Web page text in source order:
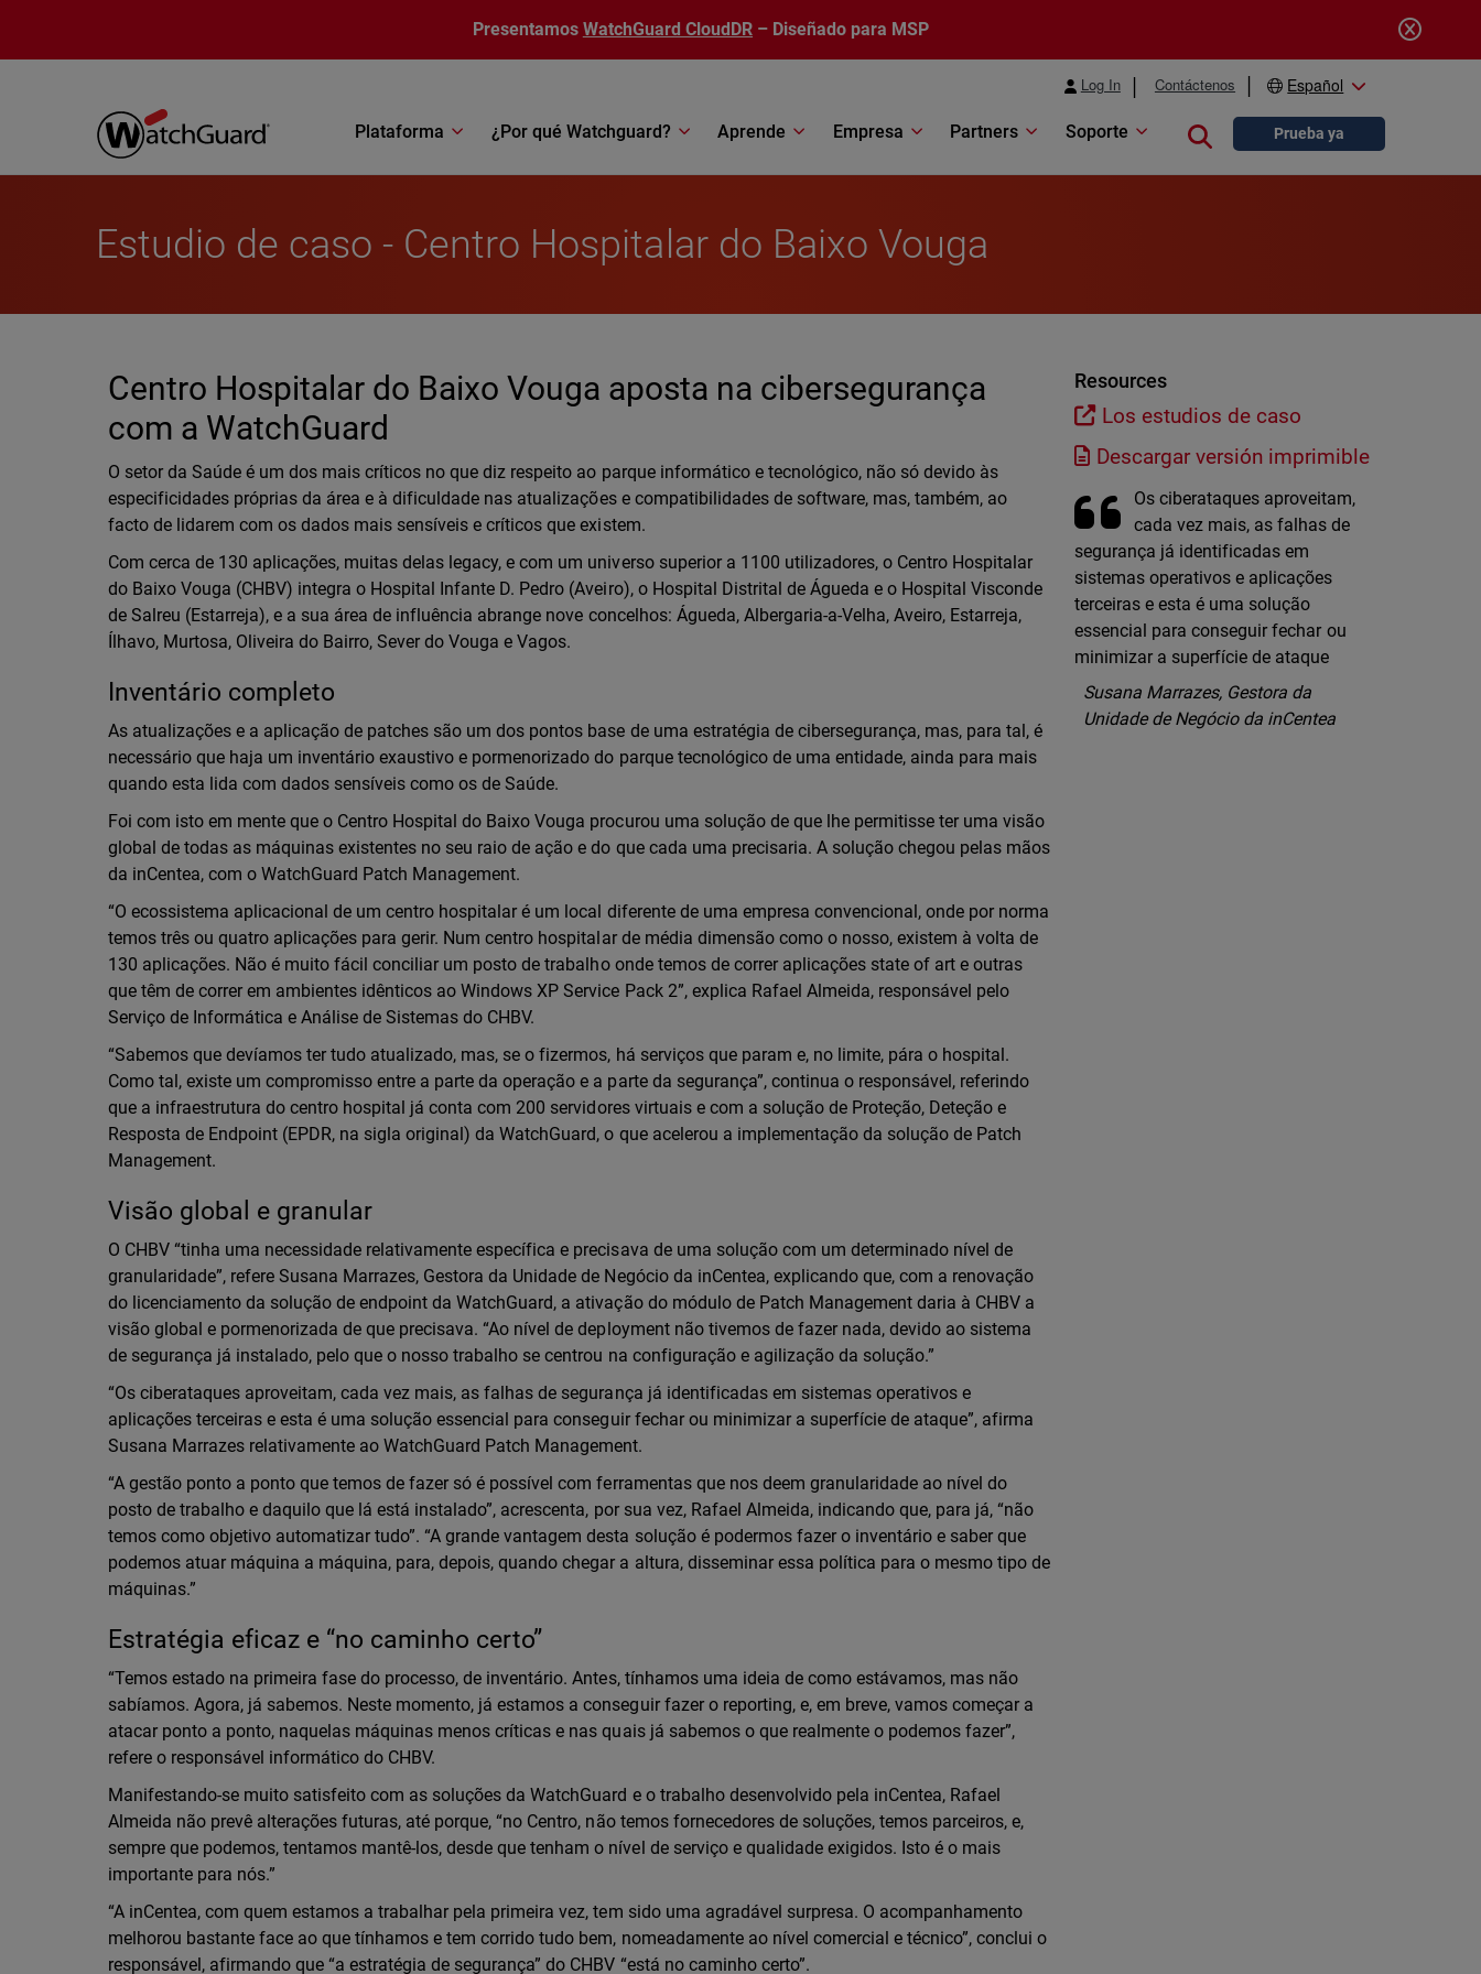
Presentamos WatchGuard CloudDR – Diseñado para MSP
Log In Contáctenos Español
Plataforma ¿Por qué Watchguard? Aprende Empresa Partners Soporte Close searchPrueba ya
Estudio de caso - Centro Hospitalar do Baixo Vouga
Centro Hospitalar do Baixo Vouga aposta na cibersegurança
com a WatchGuard
O setor da Saúde é um dos mais críticos no que diz respeito ao parque informático e tecnológico, não só devido às
especificidades próprias da área e à dificuldade nas atualizações e compatibilidades de software, mas, também, ao
facto de lidarem com os dados mais sensíveis e críticos que existem.
Com cerca de 130 aplicações, muitas delas legacy, e com um universo superior a 1100 utilizadores, o Centro Hospitalar
do Baixo Vouga (CHBV) integra o Hospital Infante D. Pedro (Aveiro), o Hospital Distrital de Águeda e o Hospital Visconde
de Salreu (Estarreja), e a sua área de influência abrange nove concelhos: Águeda, Albergaria-a-Velha, Aveiro, Estarreja,
Ílhavo, Murtosa, Oliveira do Bairro, Sever do Vouga e Vagos.
Inventário completo
As atualizações e a aplicação de patches são um dos pontos base de uma estratégia de cibersegurança, mas, para tal, é
necessário que haja um inventário exaustivo e pormenorizado do parque tecnológico de uma entidade, ainda para mais
quando esta lida com dados sensíveis como os de Saúde.
Foi com isto em mente que o Centro Hospital do Baixo Vouga procurou uma solução de que lhe permitisse ter uma visão
global de todas as máquinas existentes no seu raio de ação e do que cada uma precisaria. A solução chegou pelas mãos
da inCentea, com o WatchGuard Patch Management.
“O ecossistema aplicacional de um centro hospitalar é um local diferente de uma empresa convencional, onde por norma
temos três ou quatro aplicações para gerir. Num centro hospitalar de média dimensão como o nosso, existem à volta de
130 aplicações. Não é muito fácil conciliar um posto de trabalho onde temos de correr aplicações state of art e outras
que têm de correr em ambientes idênticos ao Windows XP Service Pack 2”, explica Rafael Almeida, responsável pelo
Serviço de Informática e Análise de Sistemas do CHBV.
“Sabemos que devíamos ter tudo atualizado, mas, se o fizermos, há serviços que param e, no limite, pára o hospital.
Como tal, existe um compromisso entre a parte da operação e a parte da segurança”, continua o responsável, referindo
que a infraestrutura do centro hospital já conta com 200 servidores virtuais e com a solução de Proteção, Deteção e
Resposta de Endpoint (EPDR, na sigla original) da WatchGuard, o que acelerou a implementação da solução de Patch
Management.
Visão global e granular
O CHBV “tinha uma necessidade relativamente específica e precisava de uma solução com um determinado nível de
granularidade”, refere Susana Marrazes, Gestora da Unidade de Negócio da inCentea, explicando que, com a renovação
do licenciamento da solução de endpoint da WatchGuard, a ativação do módulo de Patch Management daria à CHBV a
visão global e pormenorizada de que precisava. “Ao nível de deployment não tivemos de fazer nada, devido ao sistema
de segurança já instalado, pelo que o nosso trabalho se centrou na configuração e agilização da solução.”
“Os ciberataques aproveitam, cada vez mais, as falhas de segurança já identificadas em sistemas operativos e
aplicações terceiras e esta é uma solução essencial para conseguir fechar ou minimizar a superfície de ataque”, afirma
Susana Marrazes relativamente ao WatchGuard Patch Management.
“A gestão ponto a ponto que temos de fazer só é possível com ferramentas que nos deem granularidade ao nível do
posto de trabalho e daquilo que lá está instalado”, acrescenta, por sua vez, Rafael Almeida, indicando que, para já, “não
temos como objetivo automatizar tudo”. “A grande vantagem desta solução é podermos fazer o inventário e saber que
podemos atuar máquina a máquina, para, depois, quando chegar a altura, disseminar essa política para o mesmo tipo de
máquinas.”
Estratégia eficaz e “no caminho certo”
“Temos estado na primeira fase do processo, de inventário. Antes, tínhamos uma ideia de como estávamos, mas não
sabíamos. Agora, já sabemos. Neste momento, já estamos a conseguir fazer o reporting, e, em breve, vamos começar a
atacar ponto a ponto, naquelas máquinas menos críticas e nas quais já sabemos o que realmente o podemos fazer”,
refere o responsável informático do CHBV.
Manifestando-se muito satisfeito com as soluções da WatchGuard e o trabalho desenvolvido pela inCentea, Rafael
Almeida não prevê alterações futuras, até porque, “no Centro, não temos fornecedores de soluções, temos parceiros, e,
sempre que podemos, tentamos mantê-los, desde que tenham o nível de serviço e qualidade exigidos. Isto é o mais
importante para nós.”
“A inCentea, com quem estamos a trabalhar pela primeira vez, tem sido uma agradável surpresa. O acompanhamento
melhorou bastante face ao que tínhamos e tem corrido tudo bem, nomeadamente ao nível comercial e técnico”, conclui o
responsável, afirmando que “a estratégia de segurança” do CHBV “está no caminho certo”.
Resources
Los estudios de caso
Descargar versión imprimible
Os ciberataques aproveitam,
cada vez mais, as falhas de
segurança já identificadas em
sistemas operativos e aplicações
terceiras e esta é uma solução
essencial para conseguir fechar ou
minimizar a superfície de ataque
Susana Marrazes, Gestora da
Unidade de Negócio da inCentea